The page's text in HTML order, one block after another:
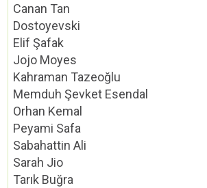
Canan Tan
Dostoyevski
Elif Şafak
Jojo Moyes
Kahraman Tazeoğlu
Memduh Şevket Esendal
Orhan Kemal
Peyami Safa
Sabahattin Ali
Sarah Jio
Tarık Buğra